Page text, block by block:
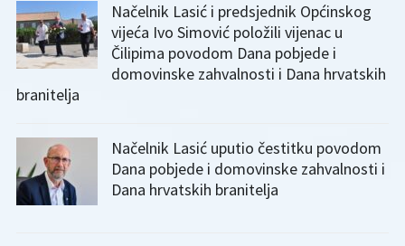
Načelnik Lasić i predsjednik Općinskog
vijeća Ivo Simović položili vijenac u
Čilipima povodom Dana pobjede i
domovinske zahvalnosti i Dana hrvatskih
branitelja
Načelnik Lasić uputio čestitku povodom
Dana pobjede i domovinske zahvalnosti i
Dana hrvatskih branitelja